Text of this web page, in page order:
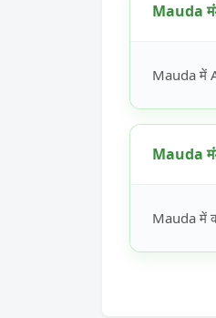
Mauda
Mauda में
Mauda
Mauda में